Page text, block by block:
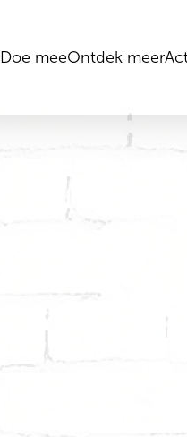
Doe meeOntdek meer